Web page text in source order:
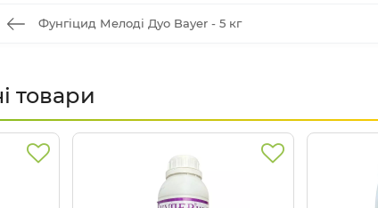
Фунгіцид Мелоді Дуо Bayer - 5 кг
товари